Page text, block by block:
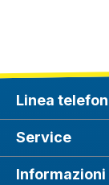
Linea
Service
Informazioni